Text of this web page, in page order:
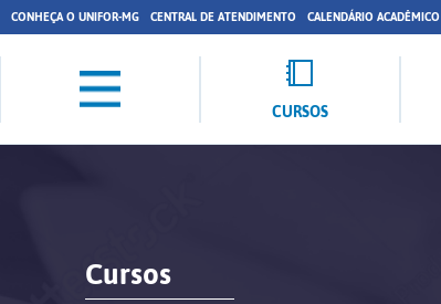
CONHEÇA O UNIFOR-MG CENTRAL DE ATENDIMENTO CALENDÁRIO ACADÊMICO
CURSOS
Cursos